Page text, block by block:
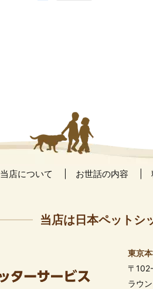
当店について お世話の内容
当店は日本ペットシ
東京
〒
ラウ